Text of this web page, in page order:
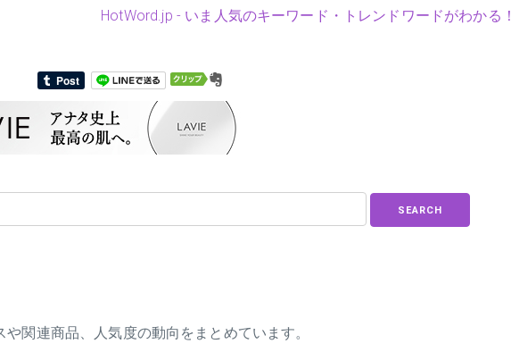
HotWord.jp - いま人気のキーワード・トレンドワードがわかる！
SEARCH
関連商品、人気度の動向をまとめています。